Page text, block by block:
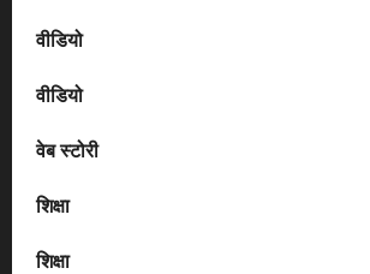
वीडियो
वीडियो
वेब स्टोरी
शिक्षा
शिक्षा